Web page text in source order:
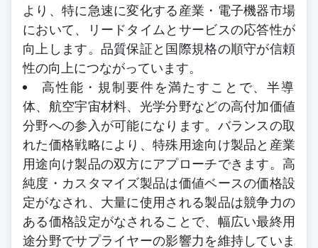
より、特に急速に変化する産業・電子機器市場
において、リードタイムとサービスの応答性が
向上します。品質保証と国際規格の順守が信頼
性の向上につながっています。
高性能・規制要件を満たすことで、半導
体、航空宇宙材料、光学分野などの高付加価値
分野への参入が可能になります。バランスの取
れた価格戦略により、特殊用途向け製品と産業
用途向け製品の双方にアプローチできます。高
純度・カスタマイズ製品は価値ベースの価格設
定がなされ、大量に使用される製品は競争力の
ある価格設定がなされることで、幅広い最終用
途分野でサプライヤーの影響力を維持していま